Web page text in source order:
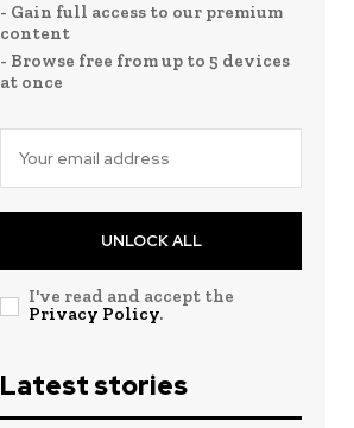
- Gain full access to our premium
content
- Browse free from up to 5 devices
at once
UNLOCK ALL
I've read and accept the
Privacy Policy.
Latest stories